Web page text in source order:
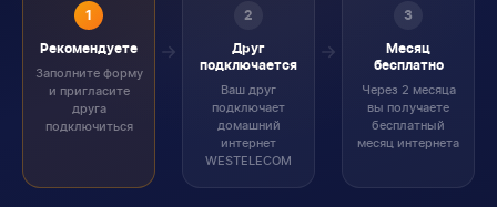
1
Рекомендуете
Заполните форму
и пригласите
друга
подключиться
2
Друг
подключается
Ваш друг
подключает
домашний
интернет
WESTELECOM
3
Месяц
бесплатно
Через 2 месяца
вы получаете
бесплатный
месяц интернета